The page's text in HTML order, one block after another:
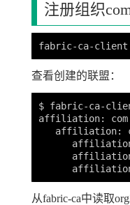
注册组织
查看创建的联盟：
$ fabric-ca-
affiliation: com
affiliation:
从fabric-ca中读取